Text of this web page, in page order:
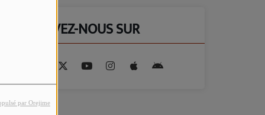
par Orejime
RETROUVEZ-NOUS SUR